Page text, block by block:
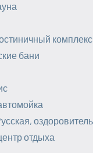
комплекс
бани
отдыха